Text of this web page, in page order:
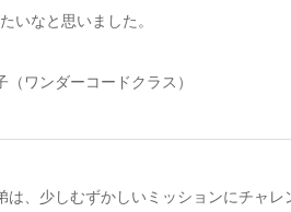
いなと思いました。
（ワンダーコードクラス）
は、少しむずかしいミッションにチャ